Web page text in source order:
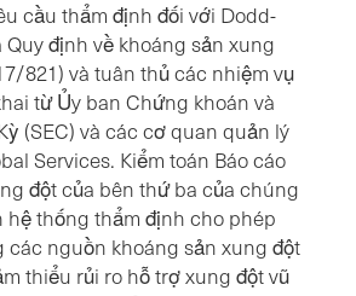
cầu thẩm định đối với Dodd-
Quy định về khoáng sản xung
821) và tuân thủ các nhiệm vụ
từ Ủy ban Chứng khoán và
(SEC) và các cơ quan quản lý
Services. Kiểm toán Báo cáo
đột của bên thứ ba của chúng
hệ thống thẩm định cho phép
các nguồn khoáng sản xung đột
thiểu rủi ro hỗ trợ xung đột vũ